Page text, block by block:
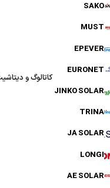
SAKO
MUST
EPEVER
EURONET
JINKO SOLAR
TRINA
JA SOLAR
LONGI
AE SOLAR
کاتالوگ و دیتاشیت